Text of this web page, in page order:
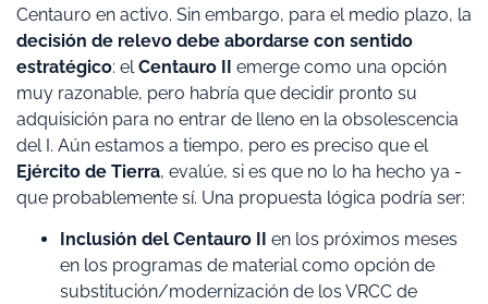
Centauro en activo. Sin embargo, para el medio plazo, la
decisión de relevo debe abordarse con sentido
estratégico: elCentauro II emerge como una opción
muy razonable, pero habría que decidir pronto su
adquisición para no entrar de lleno en la obsolescencia
del I. Aún estamos a tiempo, pero es preciso que el
Ejército de Tierra, evalúe, si es que no lo ha hecho ya -
que probablemente sí. Una propuesta lógica podría ser:
Inclusión del Centauro II
en los próximos meses
en los programas de material como opción de
substitución/modernización de los VRCC de